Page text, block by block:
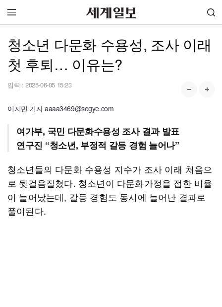
청소년 다문화 수용성, 조사 이래
첫 후퇴… 이유는?
입력 : 2025-06-05 15:23
이지민 기자 aaaa3469@segye.com
여가부, 국민 다문화수용성 조사 결과 발표
연구진 “청소년, 부정적 갈등 경험 늘어나”
청소년들의 다문화 수용성 지수가 조사 이래 처음으
로 뒷걸음질쳤다. 청소년이 다문화가정을 접한 비율
이 늘어났는데, 갈등 경험도 동시에 늘어난 결과로
풀이된다.